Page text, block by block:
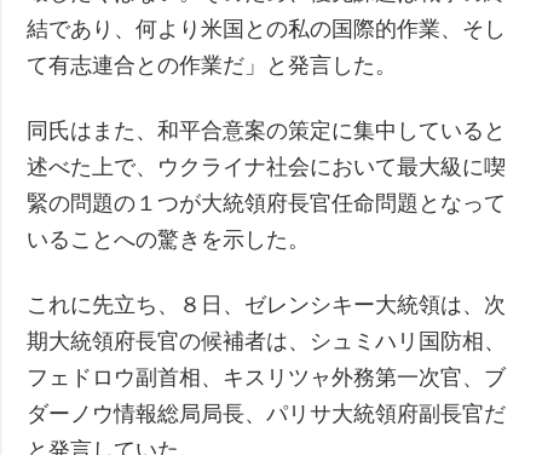
結であり、何より米国との私の国際的作業、そし
て有志連合との作業だ」と発言した。
同氏はまた、和平合意案の策定に集中していると
述べた上で、ウクライナ社会において最大級に喫
緊の問題の１つが大統領府長官任命問題となって
いることへの驚きを示した。
これに先立ち、８日、ゼレンシキー大統領は、次
期大統領府長官の候補者は、シュミハリ国防相、
フェドロウ副首相、キスリツャ外務第一次官、ブ
ダーノウ情報総局局長、パリサ大統領府副長官だ
と発言していた。